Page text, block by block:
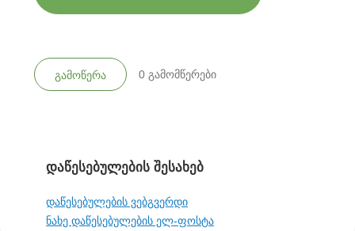
გამოწერა 0 გამომწერები
დაწესებულების შესახებ
დაწესებულების ვებგვერდი
ნახე დაწესებულების ელ-ფოსტა